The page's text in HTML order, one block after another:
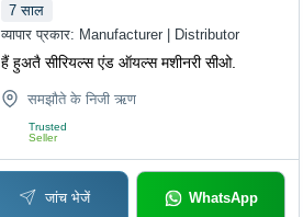
7 साल
व्यापार प्रकार: Manufacturer | Distributor
हैं हुअतै सीरियल्स एंड ऑयल्स मशीनरी सीओ.
समझौते के निजी ऋण
Trusted
Seller
जांच भेजें WhatsApp